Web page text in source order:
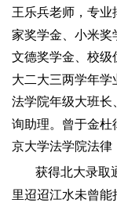
王乐兵老师，专业
家奖学金、小米奖
文德奖学金、校级
大二大三两学年
法学院年级大班长
询助理。曾于金杜
京大学法学院法律
获得北大录取
里迢迢江水未曾能